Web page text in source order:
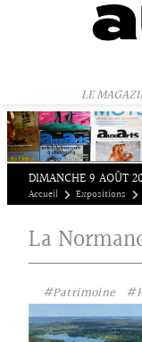
LE
DIMANCHE 9 AOÛT
Accueil Expositions
La
#Patrimoine
Panneau de gestion